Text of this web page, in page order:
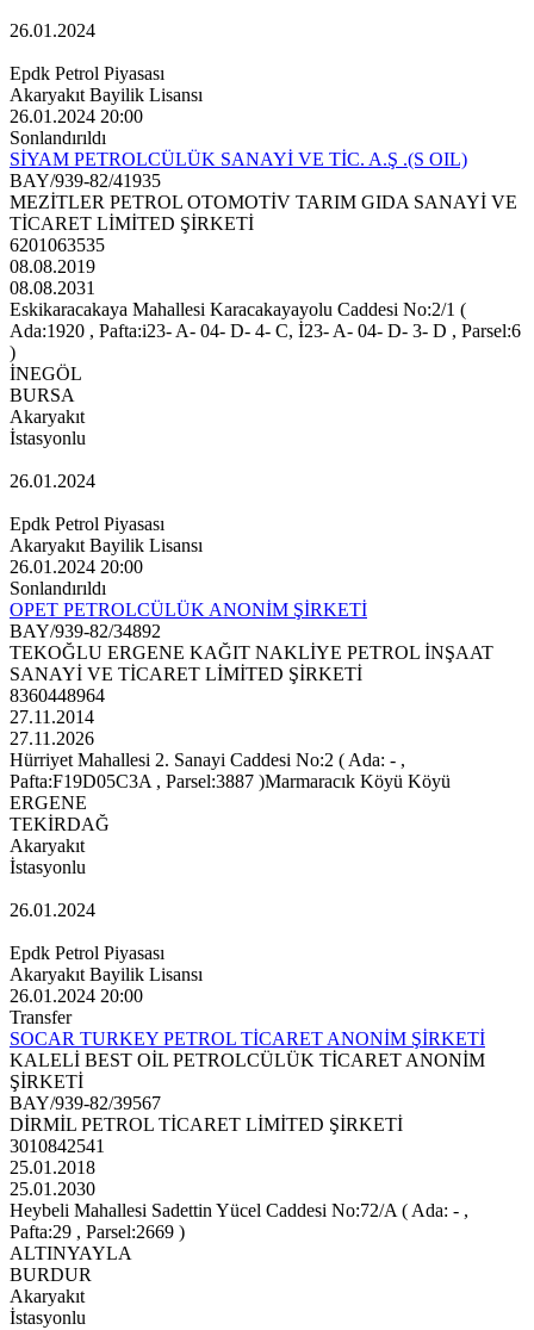
26.01.2024
Epdk Petrol Piyasası
Akaryakıt Bayilik Lisansı
26.01.2024 20:00
Sonlandırıldı
SİYAM PETROLCÜLÜK SANAYİ VE TİC. A.Ş .(S OIL)
BAY/939-82/41935
MEZİTLER PETROL OTOMOTİV TARIM GIDA SANAYİ VE
TİCARET LİMİTED ŞİRKETİ
6201063535
08.08.2019
08.08.2031
Eskikaracakaya Mahallesi Karacakayayolu Caddesi No:2/1 (
Ada:1920 , Pafta:i23- A- 04- D- 4- C, İ23- A- 04- D- 3- D , Parsel:6
)
İNEGÖL
BURSA
Akaryakıt
İstasyonlu
26.01.2024
Epdk Petrol Piyasası
Akaryakıt Bayilik Lisansı
26.01.2024 20:00
Sonlandırıldı
OPET PETROLCÜLÜK ANONİM ŞİRKETİ
BAY/939-82/34892
TEKOĞLU ERGENE KAĞIT NAKLİYE PETROL İNŞAAT
SANAYİ VE TİCARET LİMİTED ŞİRKETİ
8360448964
27.11.2014
27.11.2026
Hürriyet Mahallesi 2. Sanayi Caddesi No:2 ( Ada: - ,
Pafta:F19D05C3A , Parsel:3887 )Marmaracık Köyü Köyü
ERGENE
TEKİRDAĞ
Akaryakıt
İstasyonlu
26.01.2024
Epdk Petrol Piyasası
Akaryakıt Bayilik Lisansı
26.01.2024 20:00
Transfer
SOCAR TURKEY PETROL TİCARET ANONİM ŞİRKETİ
KALELİ BEST OİL PETROLCÜLÜK TİCARET ANONİM
ŞİRKETİ
BAY/939-82/39567
DİRMİL PETROL TİCARET LİMİTED ŞİRKETİ
3010842541
25.01.2018
25.01.2030
Heybeli Mahallesi Sadettin Yücel Caddesi No:72/A ( Ada: - ,
Pafta:29 , Parsel:2669 )
ALTINYAYLA
BURDUR
Akaryakıt
İstasyonlu